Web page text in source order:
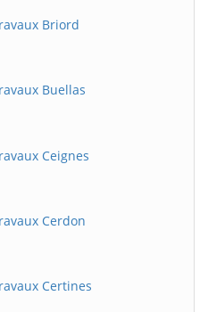
Briord
Buellas
Ceignes
Cerdon
Certines